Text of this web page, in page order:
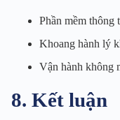
Phần mềm thông
Khoang hành lý
Vận hành không
8. Kết luận